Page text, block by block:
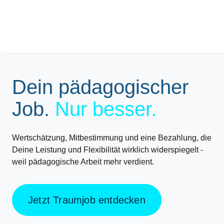
Dein pädagogischer
Job. Nur besser.
Wertschätzung, Mitbestimmung und eine Bezahlung, die
Deine Leistung und Flexibilität wirklich widerspiegelt -
weil pädagogische Arbeit mehr verdient.
Jetzt Traumjob entdecken